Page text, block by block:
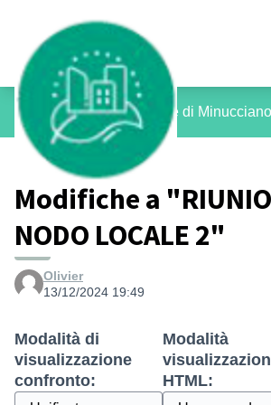
Nodo Locale del Comune di Minucciano
Modifiche a
NODO LOCALE 2"
Olivier
13/12/2024 19:49
Modalità di
visualizzazione
confronto:
Modalità
HTML: